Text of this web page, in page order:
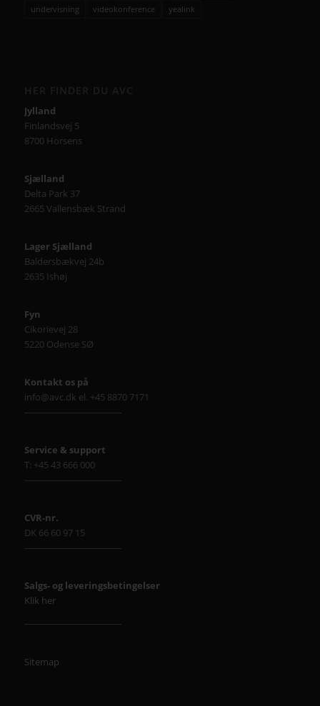
undervisning
videokonference yealink
Jylland
Finlandsvej 5
8700 Horsens
Sjælland
Delta Park 37
2665 Vallensbæk Strand
Lager Sjælland
Baldersbækvej 24b
2635 Ishøj
Fyn
Cikorievej 28
5220 Odense SØ
Kontakt os på
info@avc.dk el. +45 8870 7171
----------------------------------
Service & support
T: +45 43 666 000
----------------------------------
CVR-nr.
DK 66 60 97 15
----------------------------------
Salgs- og leveringsbetingelser
Klik her
----------------------------------
Sitemap